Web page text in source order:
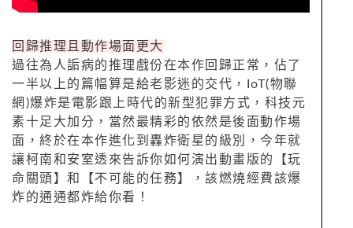
回歸推理且動作場面更大
過往為人詬病的推理戲份在本作回歸正常，佔了
一半以上的篇幅算是給老影迷的交代，IoT(物聯
網)爆炸是電影跟上時代的新型犯罪方式，科技元
素十足大加分，當然最精彩的依然是後面動作場
面，終於在本作進化到轟炸衛星的級別，今年就
讓柯南和安室透來告訴你如何演出動畫版的【玩
命關頭】和【不可能的任務】，該燃燒經費該爆
炸的通通都炸給你看！